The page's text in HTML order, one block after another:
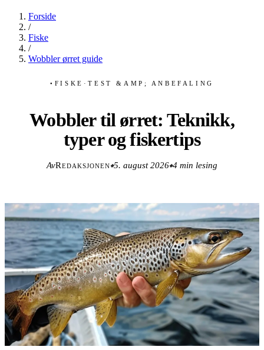
Forside
/
Fiske
/
Wobbler ørret guide
● FISKE ·TEST &AMP; ANBEFALING
Wobbler til ørret: Teknikk,
typer og fiskertips
AvRedaksjonen◆5. august 2026◆4 min lesing